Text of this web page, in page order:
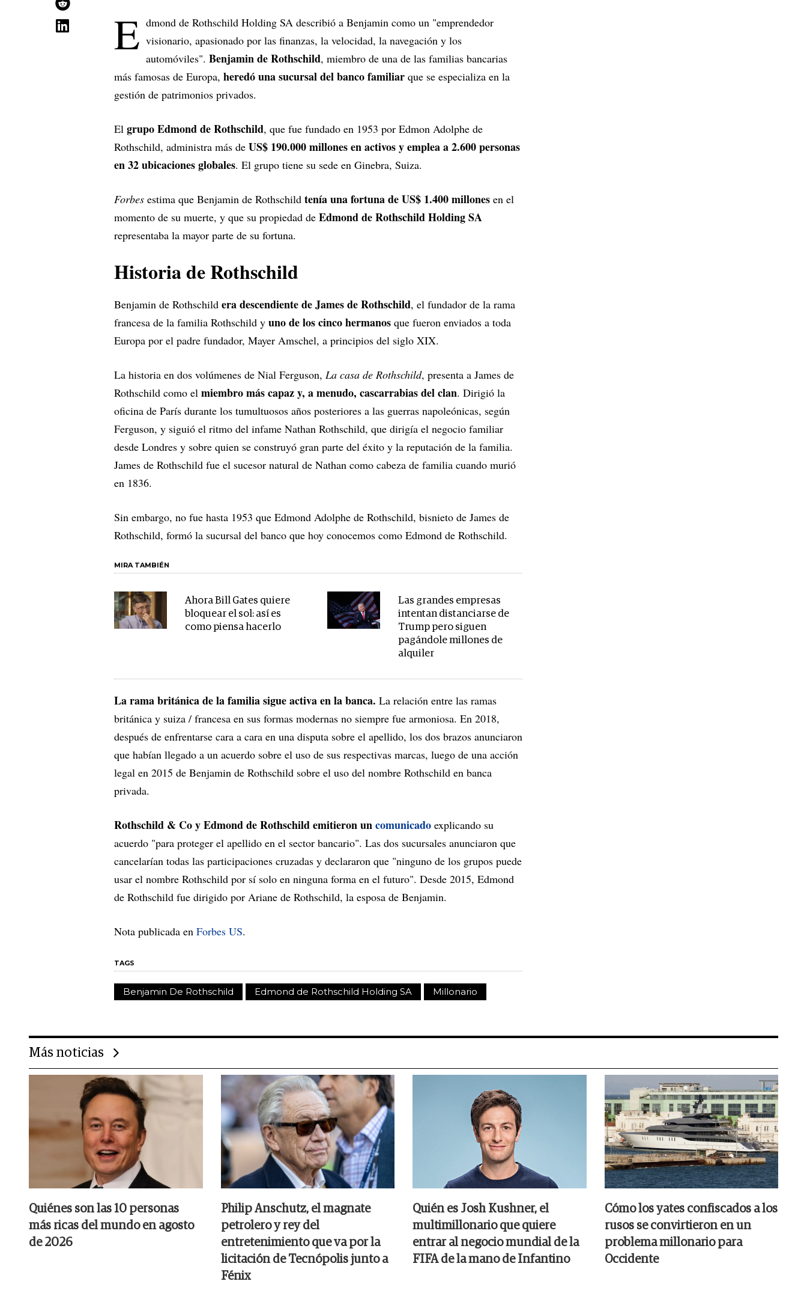
E dmond de Rothschild Holding SA describió a Benjamin como un "emprendedor
visionario, apasionado por las finanzas, la velocidad, la navegación y los
automóviles". Benjamin de Rothschild, miembro de una de las familias bancarias
más famosas de Europa, heredó una sucursal del banco familiar que se especializa en la
gestión de patrimonios privados.
El grupo Edmond de Rothschild, que fue fundado en 1953 por Edmon Adolphe de
Rothschild, administra más de US$ 190.000 millones en activos y emplea a 2.600 personas
en 32 ubicaciones globales. El grupo tiene su sede en Ginebra, Suiza.
Forbes estima que Benjamin de Rothschild tenía una fortuna de US$ 1.400 millones en el
momento de su muerte, y que su propiedad de Edmond de Rothschild Holding SA
representaba la mayor parte de su fortuna.
Historia de Rothschild
Benjamin de Rothschild era descendiente de James de Rothschild, el fundador de la rama
francesa de la familia Rothschild y uno de los cinco hermanos que fueron enviados a toda
Europa por el padre fundador, Mayer Amschel, a principios del siglo XIX.
La historia en dos volúmenes de Nial Ferguson, La casa de Rothschild, presenta a James de
Rothschild como el miembro más capaz y, a menudo, cascarrabias del clan. Dirigió la
oficina de París durante los tumultuosos años posteriores a las guerras napoleónicas, según
Ferguson, y siguió el ritmo del infame Nathan Rothschild, que dirigía el negocio familiar
desde Londres y sobre quien se construyó gran parte del éxito y la reputación de la familia.
James de Rothschild fue el sucesor natural de Nathan como cabeza de familia cuando murió
en 1836.
Sin embargo, no fue hasta 1953 que Edmond Adolphe de Rothschild, bisnieto de James de
Rothschild, formó la sucursal del banco que hoy conocemos como Edmond de Rothschild.
MIRA TAMBIÉN
Ahora Bill Gates quiere
bloquear el sol: así es
como piensa hacerlo
Las grandes empresas
intentan distanciarse de
Trump pero siguen
pagándole millones de
alquiler
La rama británica de la familia sigue activa en la banca. La relación entre las ramas
británica y suiza / francesa en sus formas modernas no siempre fue armoniosa. En 2018,
después de enfrentarse cara a cara en una disputa sobre el apellido, los dos brazos anunciaron
que habían llegado a un acuerdo sobre el uso de sus respectivas marcas, luego de una acción
legal en 2015 de Benjamin de Rothschild sobre el uso del nombre Rothschild en banca
privada.
Rothschild & Co y Edmond de Rothschild emitieron uncomunicado explicando su
acuerdo "para proteger el apellido en el sector bancario". Las dos sucursales anunciaron que
cancelarían todas las participaciones cruzadas y declararon que "ninguno de los grupos puede
usar el nombre Rothschild por sí solo en ninguna forma en el futuro". Desde 2015, Edmond
de Rothschild fue dirigido por Ariane de Rothschild, la esposa de Benjamin.
Nota publicada en Forbes US.
TAGS
Benjamin De Rothschild Edmond de Rothschild Holding SA Millonario
Más noticias
Quiénes son las 10 personas
más ricas del mundo en agosto
de 2026
Philip Anschutz, el magnate
petrolero y rey del
entretenimiento que va por la
licitación de Tecnópolis junto a
Fénix
Quién es Josh Kushner, el
multimillonario que quiere
entrar al negocio mundial de la
FIFA de la mano de Infantino
Cómo los yates confiscados a los
rusos se convirtieron en un
problema millonario para
Occidente